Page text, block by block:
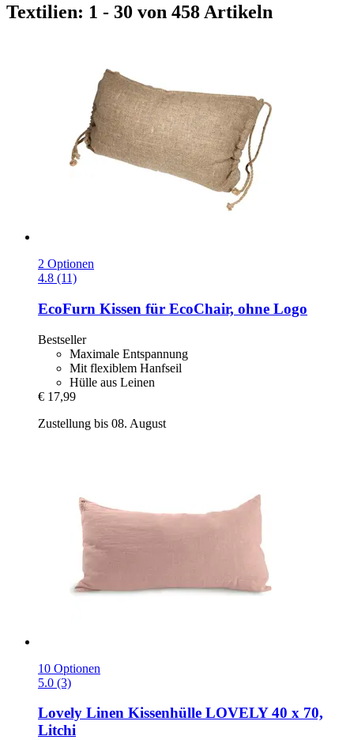
Textilien: 1 - 30 von 458 Artikeln
2 Optionen
4.8 (11)
EcoFurn Kissen für EcoChair, ohne Logo
Bestseller
Maximale Entspannung
Mit flexiblem Hanfseil
Hülle aus Leinen
€ 17,99
Zustellung bis 08. August
10 Optionen
5.0 (3)
Lovely Linen Kissenhülle LOVELY 40 x 70,
Litchi